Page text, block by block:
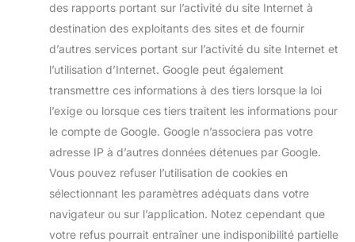
des rapports portant sur l’activité du site Internet à
destination des exploitants des sites et de fournir
d’autres services portant sur l’activité du site Internet et
l’utilisation d’Internet. Google peut également
transmettre ces informations à des tiers lorsque la loi
l’exige ou lorsque ces tiers traitent les informations pour
le compte de Google. Google n’associera pas votre
adresse IP à d’autres données détenues par Google.
Vous pouvez refuser l’utilisation de cookies en
sélectionnant les paramètres adéquats dans votre
navigateur ou sur l’application. Notez cependant que
votre refus pourrait entraîner une indisponibilité partielle